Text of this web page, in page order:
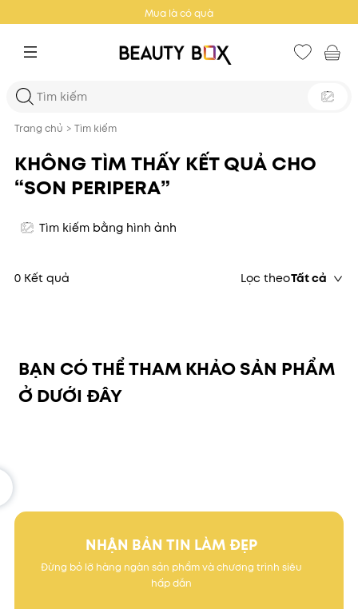
Mua là có quà
Trang chủ > Tìm kiếm
KHÔNG TÌM THẤY KẾT QUẢ CHO
“SON PERIPERA”
Tìm kiếm bằng hình ảnh
0 Kết quả Lọc theoTất cả
BẠN CÓ THỂ THAM KHẢO SẢN PHẨM
Ở DƯỚI ĐÂY
NHẬN BẢN TIN LÀM ĐẸP
Đừng bỏ lỡ hàng ngàn sản phẩm và chương trình siêu
hấp dẫn